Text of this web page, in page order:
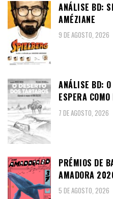
ANÁLISE BD:
AMÉZIANE
9 DE AGOSTO, 2026
ANÁLISE BD:
ESPERA
7 DE AGOSTO, 2026
PRÉMIOS DE
AMADORA
5 DE AGOSTO, 2026